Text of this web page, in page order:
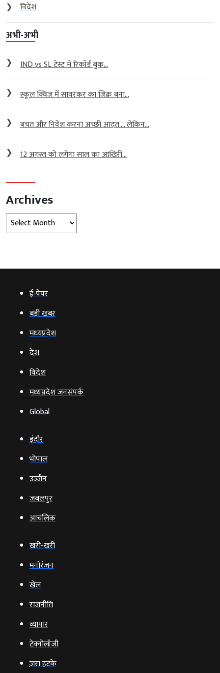
❯
विदेश
अभी-अभी
❯ IND vs SL टेस्ट में रिकॉर्ड बुक...
❯ स्कूल क्विज में सावरकर का जिक्र बना...
❯ बचत और निवेश करना अच्छी आदत…. लेकिन...
❯ 12 अगस्त को लगेगा साल का आखिरी...
Archives
Archives
ई‑पेपर
बड़ी खबर
मध्‍यप्रदेश
देश
विदेश
मध्यप्रदेश जनसंपर्क
Global
इंदौर
भोपाल
उज्‍जैन
जबलपुर
आचंलिक
खरी-खरी
मनोरंजन
खेल
राजनीति
व्‍यापार
टेक्‍नोलॉजी
ज़रा हटके